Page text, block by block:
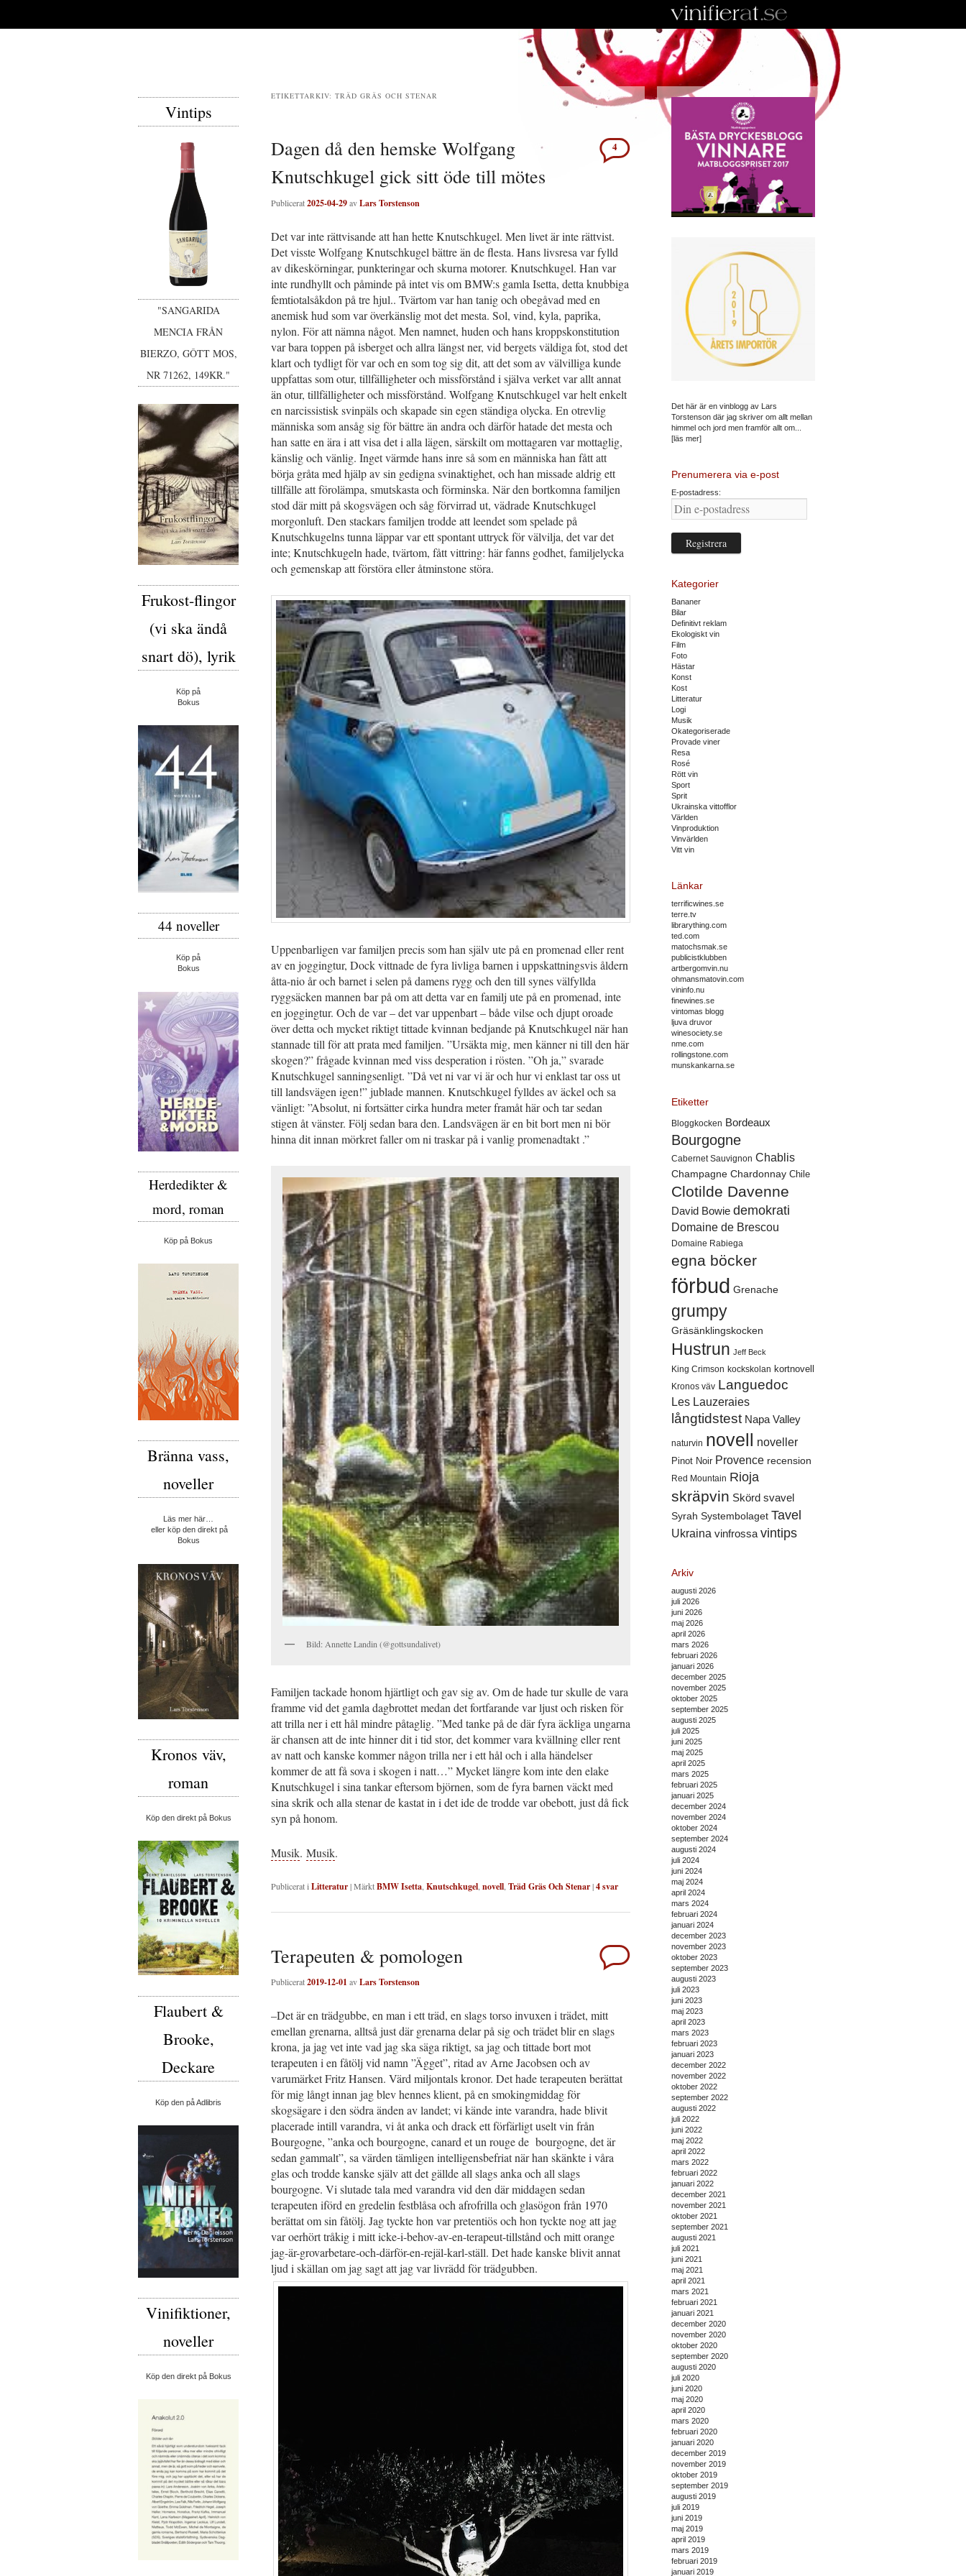
ETIKETTARKIV: TRÄD GRÄS OCH STENAR
Dagen då den hemske Wolfgang
Knutschkugel gick sitt öde till mötes
Publicerat2025-04-29avLars Torstenson
4
Det var inte rättvisande att han hette Knutschkugel. Men livet är inte rättvist.
Det visste Wolfgang Knutschkugel bättre än de flesta. Hans livsresa var fylld
av dikeskörningar, punkteringar och skurna motorer. Knutschkugel. Han var
inte rundhyllt och påminde på intet vis om BMW:s gamla Isetta, detta knubbiga
femtiotalsåkdon på tre hjul.. Tvärtom var han tanig och obegåvad med en
anemisk hud som var överkänslig mot det mesta. Sol, vind, kyla, paprika,
nylon. För att nämna något. Men namnet, huden och hans kroppskonstitution
var bara toppen på isberget och allra längst ner, vid bergets väldiga fot, stod det
klart och tydligt för var och en som tog sig dit, att det som av välvilliga kunde
uppfattas som otur, tillfälligheter och missförstånd i själva verket var allt annat
än otur, tillfälligheter och missförstånd. Wolfgang Knutschkugel var helt enkelt
en narcissistisk svinpäls och skapade sin egen ständiga olycka. En otrevlig
människa som ansåg sig för bättre än andra och därför hatade det mesta och
han satte en ära i att visa det i alla lägen, särskilt om mottagaren var mottaglig,
känslig och vänlig. Inget värmde hans inre så som en människa han fått att
börja gråta med hjälp av sin gedigna svinaktighet, och han missade aldrig ett
tillfälle att förolämpa, smutskasta och förminska. När den bortkomna familjen
stod där mitt på skogsvägen och såg förvirrad ut, vädrade Knutschkugel
morgonluft. Den stackars familjen trodde att leendet som spelade på
Knutschkugelns tunna läppar var ett spontant uttryck för välvilja, det var det
inte; Knutschkugeln hade, tvärtom, fått vittring: här fanns godhet, familjelycka
och gemenskap att förstöra eller åtminstone störa.
Uppenbarligen var familjen precis som han själv ute på en promenad eller rent
av en joggingtur, Dock vittnade de fyra livliga barnen i uppskattningsvis åldern
åtta-nio år och barnet i selen på damens rygg och den till synes välfyllda
ryggsäcken mannen bar på om att detta var en familj ute på en promenad, inte
en joggingtur. Och de var – det var uppenbart – både vilse och djupt oroade
över detta och mycket riktigt tittade kvinnan bedjande på Knutschkugel när han
stannade till för att prata med familjen. ”Ursäkta mig, men känner ni till den här
skogen?” frågade kvinnan med viss desperation i rösten. ”Oh ja,” svarade
Knutschkugel sanningsenligt. ”Då vet ni var vi är och hur vi enklast tar oss ut
till landsvägen igen!” jublade mannen. Knutschkugel fylldes av äckel och sa
vänligt: ”Absolut, ni fortsätter cirka hundra meter framåt här och tar sedan
stigen åt vänster. Följ sedan bara den. Landsvägen är en bit bort men ni bör
hinna dit innan mörkret faller om ni traskar på i vanlig promenadtakt .”
Bild: Annette Landin (@gottsundalivet)
Familjen tackade honom hjärtligt och gav sig av. Om de hade tur skulle de vara
framme vid det gamla dagbrottet medan det fortfarande var ljust och risken för
att trilla ner i ett hål mindre påtaglig. ”Med tanke på de där fyra äckliga ungarna
är chansen att de inte hinner dit i tid stor, det kommer vara kvällning eller rent
av natt och kanske kommer någon trilla ner i ett hål och i alla händelser
kommer de att få sova i skogen i natt…” Mycket längre kom inte den elake
Knutschkugel i sina tankar eftersom björnen, som de fyra barnen väckt med
sina skrik och alla stenar de kastat in i det ide de trodde var obebott, just då fick
syn på honom.
Musik. Musik.
Publicerat i Litteratur|MärktBMW Isetta Knutschkugel novell Träd Gräs Och Stenar|4svar
Terapeuten & pomologen
Publicerat2019-12-01 avLars Torstenson
–Det är en trädgubbe, en man i ett träd, en slags torso invuxen i trädet, mitt
emellan grenarna, alltså just där grenarna delar på sig och trädet blir en slags
krona, ja jag vet inte vad jag ska säga riktigt, sa jag och tittade bort mot
terapeuten i en fåtölj vid namn ”Ägget”, ritad av Arne Jacobsen och av
varumärket Fritz Hansen. Värd miljontals kronor. Det hade terapeuten berättat
för mig långt innan jag blev hennes klient, på en smokingmiddag för
skogsägare i den södra änden av landet; vi kände inte varandra, hade blivit
placerade intill varandra, vi åt anka och drack ett förfärligt uselt vin från
Bourgogne, ”anka och bourgogne, canard et un rouge de bourgogne, det är
sedan gammalt”, sa värden tämligen intelligensbefriat när han skänkte i våra
glas och trodde kanske själv att det gällde all slags anka och all slags
bourgogne. Vi slutade tala med varandra vid den där middagen sedan
terapeuten iförd en gredelin festblåsa och afrofrilla och glasögon från 1970
berättat om sin fåtölj. Jag tyckte hon var pretentiös och hon tyckte nog att jag
var oerhört tråkig i mitt icke-i-behov-av-en-terapeut-tillstånd och mitt orange
jag-är-grovarbetare-och-därför-en-rejäl-karl-ställ. Det hade kanske blivit annat
ljud i skällan om jag sagt att jag var livrädd för trädgubben.
Det här är en vinblogg av Lars
Torstenson där jag skriver om allt mellan
himmel och jord men framför allt om...
[läs mer]
Prenumerera via e-post
E-postadress:
Kategorier
Bananer
Bilar
Definitivt reklam
Ekologiskt vin
Film
Foto
Hästar
Konst
Kost
Litteratur
Logi
Musik
Okategoriserade
Provade viner
Resa
Rosé
Rött vin
Sport
Sprit
Ukrainska vittofflor
Världen
Vinproduktion
Vinvärlden
Vitt vin
Länkar
terrificwines.se
terre.tv
librarything.com
ted.com
matochsmak.se
publicistklubben
artbergomvin.nu
ohmansmatovin.com
vininfo.nu
finewines.se
vintomas blogg
ljuva druvor
winesociety.se
nme.com
rollingstone.com
munskankarna.se
Etiketter
Bloggkocken Bordeaux
Bourgogne
Cabernet Sauvignon Chablis
Champagne Chardonnay Chile
Clotilde Davenne
David Bowie demokrati
Domaine de Brescou
Domaine Rabiega
egna böcker
förbud Grenache
grumpy
Gräsänklingskocken
Hustrun Jeff Beck
King Crimson kockskolan kortnovell
Kronos väv Languedoc
Les Lauzeraies
långtidstest Napa Valley
naturvin novell noveller
Pinot Noir Provence recension
Red Mountain Rioja
skräpvin Skörd svavel
Syrah Systembolaget Tavel
Ukraina vinfrossa vintips
Arkiv
augusti 2026
juli 2026
juni 2026
maj 2026
april 2026
mars 2026
februari 2026
januari 2026
december 2025
november 2025
oktober 2025
september 2025
augusti 2025
juli 2025
juni 2025
maj 2025
april 2025
mars 2025
februari 2025
januari 2025
december 2024
november 2024
oktober 2024
september 2024
augusti 2024
juli 2024
juni 2024
maj 2024
april 2024
mars 2024
februari 2024
januari 2024
december 2023
november 2023
oktober 2023
september 2023
augusti 2023
juli 2023
juni 2023
maj 2023
april 2023
mars 2023
februari 2023
januari 2023
december 2022
november 2022
oktober 2022
september 2022
augusti 2022
juli 2022
juni 2022
maj 2022
april 2022
mars 2022
februari 2022
januari 2022
december 2021
november 2021
oktober 2021
september 2021
augusti 2021
juli 2021
juni 2021
maj 2021
april 2021
mars 2021
februari 2021
januari 2021
december 2020
november 2020
oktober 2020
september 2020
augusti 2020
juli 2020
juni 2020
maj 2020
april 2020
mars 2020
februari 2020
januari 2020
december 2019
november 2019
oktober 2019
september 2019
augusti 2019
juli 2019
juni 2019
maj 2019
april 2019
mars 2019
februari 2019
januari 2019
Vintips
"SANGARIDA
MENCIA FRÅN
BIERZO, GÔTT MOS,
NR 71262, 149KR."
Frukost-flingor
(vi ska ändå
snart dö), lyrik
Köp på
Bokus
44 noveller
Köp på
Bokus
Herdedikter &
mord, roman
Köp på Bokus
Bränna vass,
noveller
Läs mer här…
eller köp den direkt på
Bokus
Kronos väv,
roman
Köp den direkt på Bokus
Flaubert &
Brooke,
Deckare
Köp den på Adlibris
Vinifiktioner,
noveller
Köp den direkt på Bokus